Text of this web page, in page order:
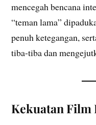
mencegah bencana
“teman lama”
penuh ketegangan,
tiba-tiba dan
Kekuatan Film